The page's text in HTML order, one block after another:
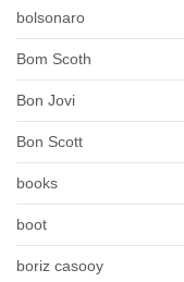
bolsonaro
Bom Scoth
Bon Jovi
Bon Scott
books
boot
boriz casooy